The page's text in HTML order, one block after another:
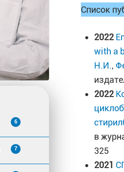
6
7
Список
2022
with a
Н.И.,
2022
в
325
2021